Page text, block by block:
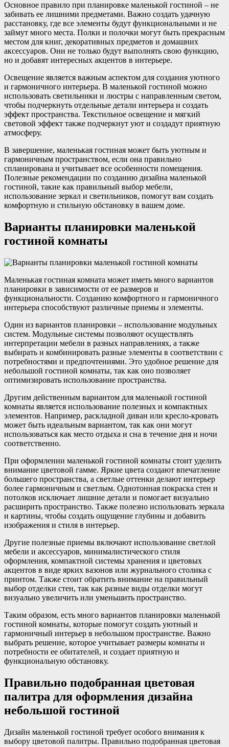
Основное правило при планировке маленькой гостиной – не
забивать ее лишними предметами. Важно создать удачную
расстановку, где все элементы будут функциональными и не
займут много места. Полки и полочки могут быть прекрасным
местом для книг, декоративных предметов и домашних
аксессуаров. Они не только будут выполнять свою функцию,
но и добавят интересных акцентов в интерьере.
Освещение является важным аспектом для создания уютного
и гармоничного интерьера. В маленькой гостиной можно
использовать светильники и люстры с направленным светом,
чтобы подчеркнуть отдельные детали интерьера и создать
эффект пространства. Текстильное освещение и мягкий
световой эффект также подчеркнут уют и создадут приятную
атмосферу.
В завершение, маленькая гостиная может быть уютным и
гармоничным пространством, если она правильно
спланирована и учитывает все особенности помещения.
Полезные рекомендации по созданию дизайна маленькой
гостиной, такие как правильный выбор мебели,
использование зеркал и светильников, помогут вам создать
комфортную и стильную обстановку в вашем доме.
Варианты планировки маленькой
гостиной комнаты
Маленькая гостиная комната может иметь много вариантов
планировки в зависимости от ее размеров и
функциональности. Созданию комфортного и гармоничного
интерьера способствуют различные приемы и элементы.
Один из вариантов планировки – использование модульных
систем. Модульные системы позволяют осуществлять
интерпретации мебели в разных направлениях, а также
выбирать и комбинировать разные элементы в соответствии с
потребностями и предпочтениями. Это удобное решение для
небольшой гостиной комнаты, так как оно позволяет
оптимизировать использование пространства.
Другим действенным вариантом для маленькой гостиной
комнаты является использование полезных и компактных
элементов. Например, раскладной диван или кресло-кровать
может быть идеальным вариантом, так как они могут
использоваться как место отдыха и сна в течение дня и ночи
соответственно.
При оформлении маленькой гостиной комнаты стоит уделить
внимание цветовой гамме. Яркие цвета создают впечатление
большего пространства, а светлые оттенки делают интерьер
более гармоничным и светлым. Однотонная покраска стен и
потолков исключает лишние детали и помогает визуально
расширить пространство. Также полезно использовать зеркала
и картины, чтобы создать ощущение глубины и добавить
изображения и стиля в интерьер.
Другие полезные приемы включают использование светлой
мебели и аксессуаров, минималистического стиля
оформления, компактной системы хранения и цветовых
акцентов в виде ярких вазонов или журнального столика с
принтом. Также стоит обратить внимание на правильный
выбор отделки стен, так как разные виды отделки могут
визуально увеличить или уменьшить пространство.
Таким образом, есть много вариантов планировки маленькой
гостиной комнаты, которые помогут создать уютный и
гармоничный интерьер в небольшом пространстве. Важно
выбрать решение, которое учитывает размеры комнаты и
потребности ее обитателей, и создает приятную и
функциональную обстановку.
Правильно подобранная цветовая
палитра для оформления дизайна
небольшой гостиной
Дизайн маленькой гостиной требует особого внимания к
выбору цветовой палитры. Правильно подобранная цветовая